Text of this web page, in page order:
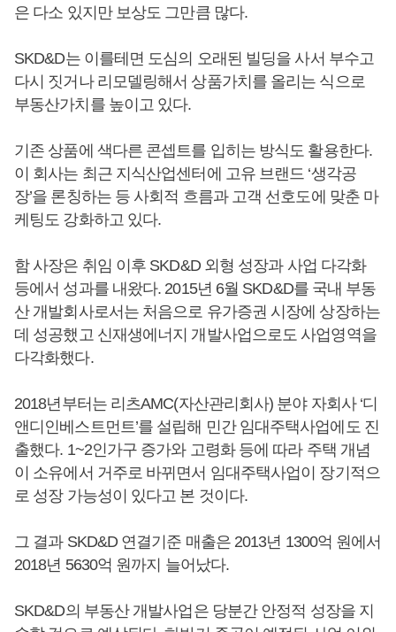
은 다소 있지만 보상도 그만큼 많다.
SKD&D는 이를테면 도심의 오래된 빌딩을 사서 부수고
다시 짓거나 리모델링해서 상품가치를 올리는 식으로
부동산가치를 높이고 있다.
기존 상품에 색다른 콘셉트를 입히는 방식도 활용한다.
이 회사는 최근 지식산업센터에 고유 브랜드 ‘생각공
장’을 론칭하는 등 사회적 흐름과 고객 선호도에 맞춘 마
케팅도 강화하고 있다.
함 사장은 취임 이후 SKD&D 외형 성장과 사업 다각화
등에서 성과를 내왔다. 2015년 6월 SKD&D를 국내 부동
산 개발회사로서는 처음으로 유가증권 시장에 상장하는
데 성공했고 신재생에너지 개발사업으로도 사업영역을
다각화했다.
2018년부터는 리츠AMC(자산관리회사) 분야 자회사 ‘디
앤디인베스트먼트’를 설립해 민간 임대주택사업에도 진
출했다. 1~2인가구 증가와 고령화 등에 따라 주택 개념
이 소유에서 거주로 바뀌면서 임대주택사업이 장기적으
로 성장 가능성이 있다고 본 것이다.
그 결과 SKD&D 연결기준 매출은 2013년 1300억 원에서
2018년 5630억 원까지 늘어났다.
SKD&D의 부동산 개발사업은 당분간 안정적 성장을 지